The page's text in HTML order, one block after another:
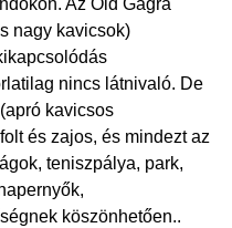
nagy kavicsok)
nincs látnivaló. De
kavicsos
és zajos, és mindezt az
teniszpálya, park,
köszönhetően..